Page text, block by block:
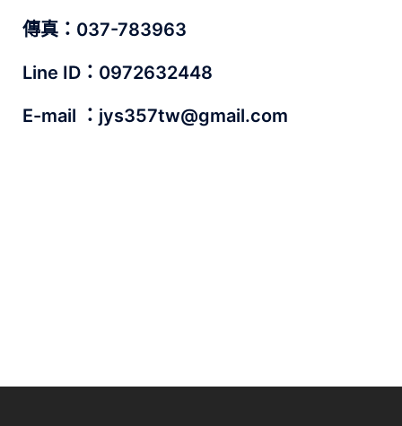
傳真 ：037-783963
Line ID ：0972632448
E-mail ：jys357tw@gmail.com